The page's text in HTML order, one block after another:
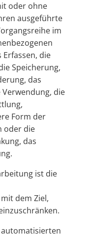
oder ohne
ausgeführte
im
Erfassen, die
Speicherung,
das
Verwendung, die
Form der
oder die
das
ist die
dem Ziel,